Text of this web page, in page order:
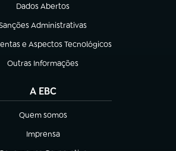
Dados Abertos
(abre em nova aba)
Administrativas
em nova aba)
e Aspectos Tecnológicos
nova aba)
Outras Informações
(abre em nova aba)
A EBC
Quem somos
(abre em nova aba)
Imprensa
(abre em nova aba)